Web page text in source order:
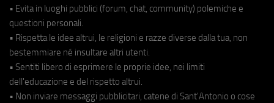
• Evita in luoghi pubblici (forum, chat, community) polemiche e
questioni personali.
• Rispetta le idee altrui, le religioni e razze diverse dalla tua, non
bestemmiare né insultare altri utenti.
• Sentiti libero di esprimere le proprie idee, nei limiti
dell'educazione e del rispetto altrui.
• Non inviare messaggi pubblicitari, catene di Sant'Antonio o cose